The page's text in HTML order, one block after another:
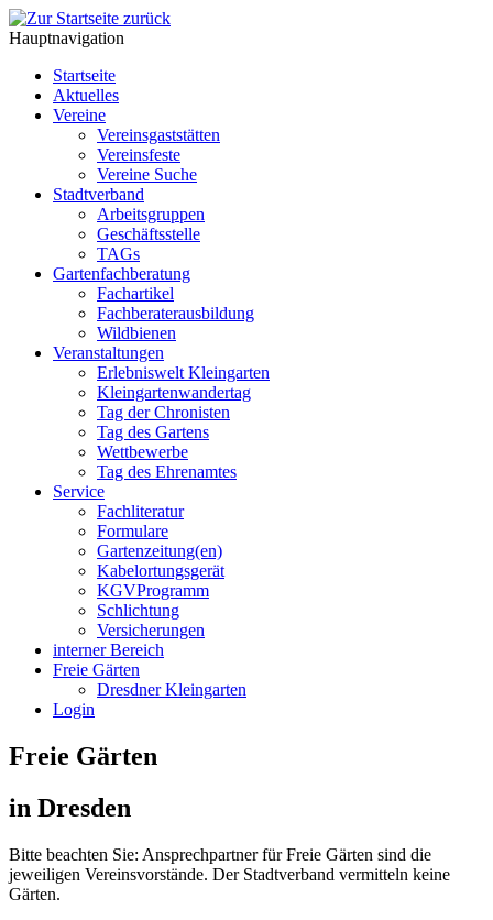
Hauptnavigation
Startseite
Aktuelles
Vereine
Vereinsgaststätten
Vereinsfeste
Vereine Suche
Stadtverband
Arbeitsgruppen
Geschäftsstelle
TAGs
Gartenfachberatung
Fachartikel
Fachberaterausbildung
Wildbienen
Veranstaltungen
Erlebniswelt Kleingarten
Kleingartenwandertag
Tag der Chronisten
Tag des Gartens
Wettbewerbe
Tag des Ehrenamtes
Service
Fachliteratur
Formulare
Gartenzeitung(en)
Kabelortungsgerät
KGVProgramm
Schlichtung
Versicherungen
interner Bereich
Freie Gärten
Dresdner Kleingarten
Login
Freie Gärten
in Dresden
Bitte beachten Sie: Ansprechpartner für Freie Gärten sind die
jeweiligen Vereinsvorstände. Der Stadtverband vermitteln keine
Gärten.